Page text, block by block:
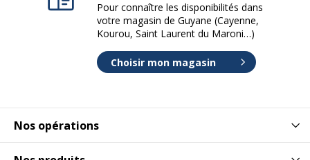
Nos opérations
Pour connaître les disponibilités dans
votre magasin de Guyane (Cayenne,
Kourou, Saint Laurent du Maroni…)
Choisir mon magasin